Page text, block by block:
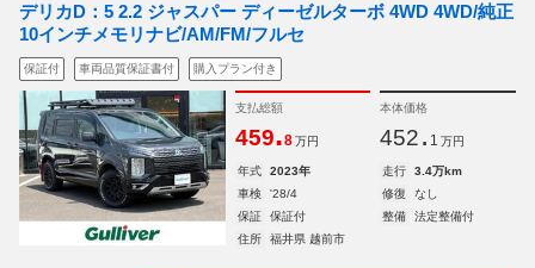
デリカD：5 2.2 ジャスパー ディーゼルターボ 4WD 4WD/純正
10インチメモリナビ/AM/FM/フルセ
保証付 車両品質保証書付 購入プラン付き
支払総額
459.8 万円
本体価格
452. 1 万円
年式 2023年 走行
3.4万km
車検
'28/4 修復
なし
保証
保証付 整備
法定整備付
住所
福井県 越前市